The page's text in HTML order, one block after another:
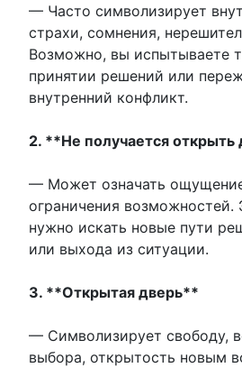
— Часто символизирует
страхи, сомнения,
Возможно, вы испытываете
принятии решений или
внутренний конфликт.
2. **Не получается открыть
— Может означать
ограничения возможностей.
нужно искать новые пути
или выхода из ситуации.
3. **Открытая дверь**
— Символизирует свободу,
выбора, открытость новым